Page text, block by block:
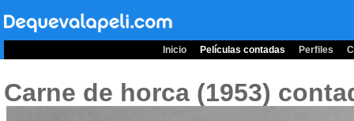
Inicio Películas contadas Perfiles
Carne de horca (1953)